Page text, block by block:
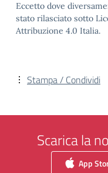
Eccetto dove
stato rilasciato sotto
Attribuzione 4.0 Italia.
Stampa / Condividi
Scarica la
App